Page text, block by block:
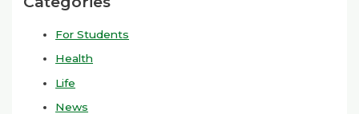
For Students
Health
Life
News